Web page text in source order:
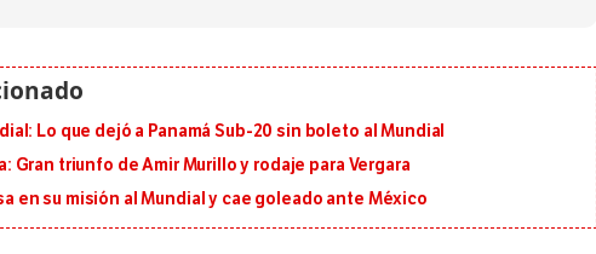
Lo que dejó a Panamá Sub-20 sin boleto al Mundial
Gran triunfo de Amir Murillo y rodaje para Vergara
en su misión al Mundial y cae goleado ante México
al sur de Japón, provocando una